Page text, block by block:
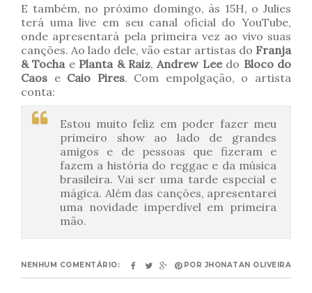
E também, no próximo domingo, às 15H, o Julies
terá uma live em seu canal oficial do YouTube,
onde apresentará pela primeira vez ao vivo suas
canções. Ao lado dele, vão estar artistas do Franja
& Tocha e Planta & Raiz,Andrew Leedo Bloco do
Caos e Caio Pires. Com empolgação, o artista
conta:
Estou muito feliz em poder fazer meu
primeiro show ao lado de grandes
amigos e de pessoas que fizeram e
fazem a história do reggae e da música
brasileira. Vai ser uma tarde especial e
mágica. Além das canções, apresentarei
uma novidade imperdível em primeira
mão.
NENHUM COMENTÁRIO: POR JHONATAN OLIVEIRA